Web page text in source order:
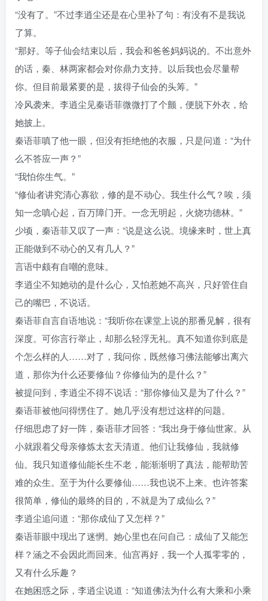
“没有了。”不过李逍尘还是在心里补了句：有没有不是我说
了算。
“那好。等子仙会结束以后，我会和爸爸妈妈说的。不出意外
的话，秦、林两家都会对你鼎力支持。以后我也会尽量帮
你。但目前最紧要的是，拔得子仙会的头筹。”
冷风袭来。李逍尘见秦语菲微微打了个颤，便脱下外衣，给
她披上。
秦语菲嗔了他一眼，但没有拒绝他的衣服，只是问道：“为什
么不答应一声？”
“我怕你生气。”
“修仙者讲究清心寡欲，修的是不动心。我生什么气？唉，须
知一念嗔心起，百万障门开。一念无明起，火烧功德林。”
少顷，秦语菲又叹了一声：“说是这么说。境缘来时，世上真
正能做到不动心的又有几人？”
言语中颇有自嘲的意味。
李逍尘不知她动的是什么心，又怕惹她不高兴，只好管住自
己的嘴巴，不说话。
秦语菲自言自语地说：“我听你在课堂上说的那番见解，很有
深度。可你言行举止，却那么轻浮无礼。真不知道你到底是
个怎么样的人……对了，我问你，既然修习佛法能够出离六
道，那你为什么还要修仙？你修仙为的是什么？”
被提问到，李逍尘不得不说话：“那你修仙又是为了什么？”
秦语菲被他问得愣住了。她几乎没有想过这样的问题。
仔细思虑了好一阵，秦语菲才回答：“我出身于修仙世家。从
小就跟着父母亲修炼太玄天清道。他们让我修仙，我就修
仙。我只知道修仙能长生不老，能渐渐明了真法，能帮助苦
难的众生。至于为什么要修仙……我也说不上来。也许答案
很简单，修仙的最终的目的，不就是为了成仙么？”
李逍尘追问道：“那你成仙了又怎样？”
秦语菲眼中现出了迷惘。她心里也在问自己：成仙了又能怎
样？涵之不会因此而回来。仙宫再好，我一个人孤零零的，
又有什么乐趣？
在她困惑之际，李逍尘说道：“知道佛法为什么有大乘和小乘